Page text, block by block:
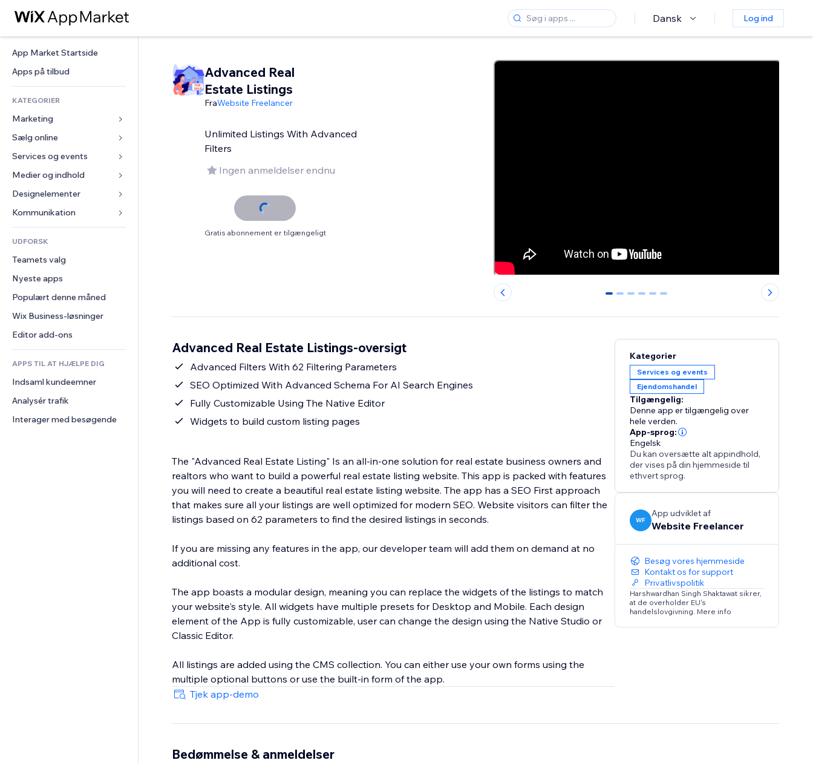
Dansk Log ind
App Market Startside
Apps på tilbud
KATEGORIER
Marketing
Annoncer
Mobil
Statistikker
Hjemmesideregister
E-mail
Sælg online
Apps til Webshops
Forsendelse og levering
Sælg-knapper
Bogføring
Kuponer og loyalitet
Lagerløsninger
Services og events
Hoteller
Events
Restauranter
Ejendomshandel
Bookinger
Medier og indhold
Galleri
Musik
Podcasts
Fotografi
Video
PDF
Fildeling
Nyheder
Designelementer
Kort og Navigation
Privatliv & Sikkerhed
Ur
Sideskabeloner
Billedeffekter
Knapper og menuer
Bannere og badges
Lommeregnere
Søg
Vejr
Diagrammer og tabeller
Formularer
Meningsmålinger
Chat
Kommentarer
Telefon
Fællesskab
Anmeldelser og anbefalinger
CRM
UDFORSK
Teamets valg
Nyeste apps
Populært denne måned
Wix Business-løsninger
Editor add-ons
APPS TIL AT HJÆLPE DIG
Indsaml kundeemner
Analysér trafik
Interager med besøgende
Advanced Real
Estate Listings
FraWebsite Freelancer
Unlimited Listings With Advanced
Filters
Ingen anmeldelser endnu
Gratis abonnement er tilgængeligt
0 1 2 3 4 5
Advanced Real Estate Listings-oversigt
Advanced Filters With 62 Filtering Parameters
SEO Optimized With Advanced Schema For AI Search Engines
Fully Customizable Using The Native Editor
Widgets to build custom listing pages
The "Advanced Real Estate Listing" Is an all-in-one solution for real estate business owners and
realtors who want to build a powerful real estate listing website. This app is packed with features
you will need to create a beautiful real estate listing website. The app has a SEO First approach
that makes sure all your listings are well optimized for modern SEO. Website visitors can filter the
listings based on 62 parameters to find the desired listings in seconds.
If you are missing any features in the app, our developer team will add them on demand at no
additional cost.
The app boasts a modular design, meaning you can replace the widgets of the listings to match
your website's style. All widgets have multiple presets for Desktop and Mobile. Each design
element of the App is fully customizable, user can change the design using the Native Studio or
Classic Editor.
All listings are added using the CMS collection. You can either use your own forms using the
multiple optional buttons or use the built-in form of the app.
Tjek app-demo
Kategorier
Services og events
Ejendomshandel
Tilgængelig:
Denne app er tilgængelig over
hele verden.
App-sprog:
Engelsk
Du kan oversætte alt appindhold,
der vises på din hjemmeside til
ethvert sprog.
WF
App udviklet af
Website Freelancer
Besøg vores hjemmeside
Kontakt os for support
Privatlivspolitik
Harshwardhan Singh Shaktawat sikrer,
at de overholder EU's
handelslovgivning. Mere info
Bedømmelse & anmeldelser